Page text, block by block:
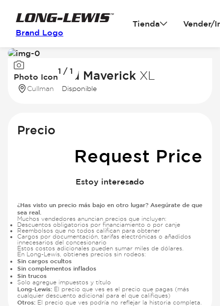
Brand Logo
Tienda Vender/
Image
of
Photo Icon
1 / 1
2025 Ford Maverick XL
Cullman Disponible
Precio
Request Price
Estoy interesado
¿Has visto un precio más bajo en otro lugar? Asegúrate de que
sea real.
Muchos vendedores anuncian precios que incluyen:
Descuentos obligatorios por financiamiento o por canje
Reembolsos que no todos califican para obtener
Cargos por documentación, tarifas electrónicas o añadidos
innecesarios del concesionario
Estos costos adicionales pueden sumar miles de dólares.
En Long-Lewis, obtienes precios sin rodeos:
Sin cargos ocultos
Sin complementos inflados
Sin trucos
Solo agregue impuestos y título
Long-Lewis: El precio que ves es el precio que pagas (más
cualquier descuento adicional para el que califiques)
Otros: El precio que ves podría no reflejar la historia completa.